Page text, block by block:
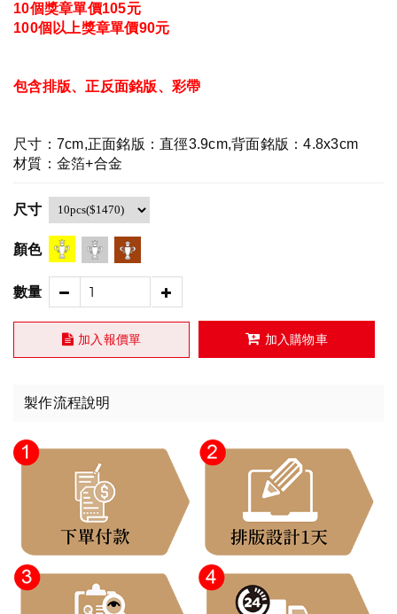
10個獎章單價105元
100個以上獎章單價90元
包含排版、正反面銘版、彩帶
尺寸：7cm,正面銘版：直徑3.9cm,背面銘版：4.8x3cm
材質：金箔+合金
尺寸
顏色
數量
加入報價單 加入購物車
製作流程說明